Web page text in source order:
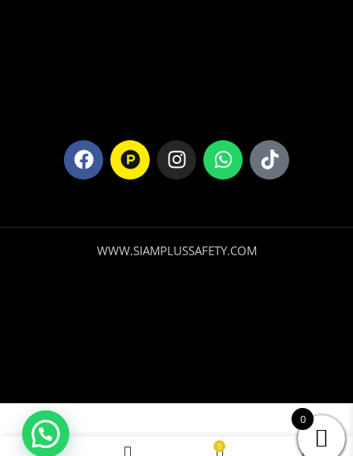
WWW.SIAMPLUSSAFETY.COM
Gorro Reflectante
de Punto Forro de
0
0